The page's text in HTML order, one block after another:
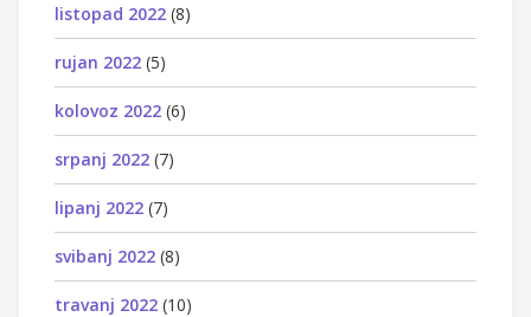
listopad 2022 (8)
rujan 2022 (5)
kolovoz 2022 (6)
srpanj 2022 (7)
lipanj 2022 (7)
svibanj 2022 (8)
travanj 2022 (10)